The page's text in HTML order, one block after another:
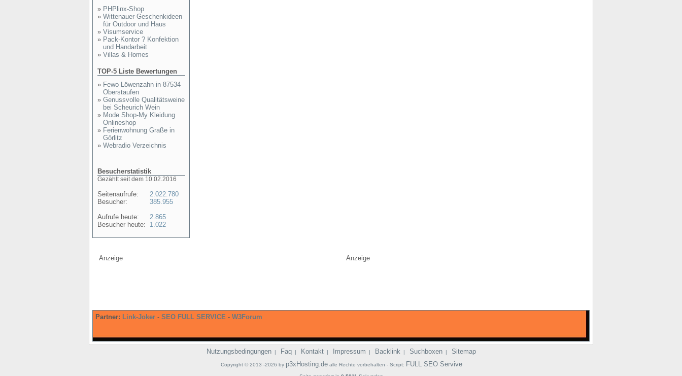
» PHPlinx-Shop
» Wittenauer-Geschenkideen
für Outdoor und Haus
» Visumservice
» Pack-Kontor ? Konfektion
und Handarbeit
» Villas & Homes
TOP-5 Liste Bewertungen
» Fewo Löwenzahn in 87534
Oberstaufen
» Genussvolle Qualitätsweine
bei Scheurich Wein
» Mode Shop-My Kleidung
Onlineshop
» Ferienwohnung Graße in
Görlitz
» Webradio Verzeichnis
Besucherstatistik
Gezählt seit dem 10.02.2016
Seitenaufrufe:
Besucher:
Aufrufe heute:
Besucher heute:
2.022.780
385.955
2.865
1.022
Anzeige Anzeige
Partner: Link-Joker - SEO FULL SERVICE - W3Forum
Nutzungsbedingungen | Faq | Kontakt | Impressum | Backlink | Suchboxen | Sitemap
Copyright © 2013 -2026 by p3xHosting.dealle Rechte vorbehalten - Script: FULL SEO Servive